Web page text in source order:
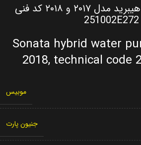
واتر پمپ سوناتا هیبرید مدل ۲۰۱۷ و ۲۰۱۸ کد فنی
251002E272
Sonata hybrid water
2018, technical code
موبیس
جنیون پارت